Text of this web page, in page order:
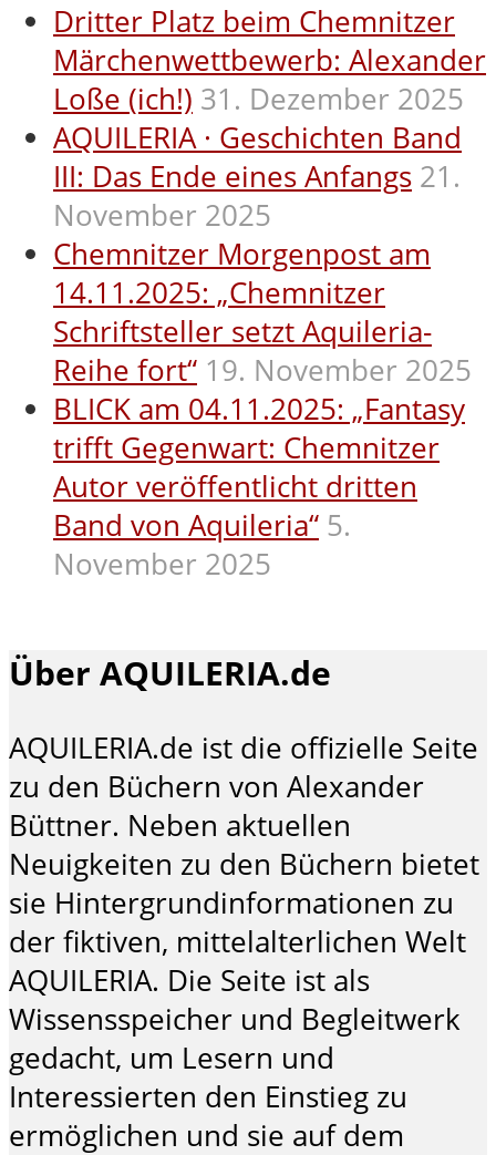
Dritter Platz beim Chemnitzer
Märchenwettbewerb: Alexander
Loße (ich!) 31. Dezember 2025
AQUILERIA · Geschichten Band
III: Das Ende eines Anfangs 21.
November 2025
Chemnitzer Morgenpost am
14.11.2025: „Chemnitzer
Schriftsteller setzt Aquileria-
Reihe fort“ 19. November 2025
BLICK am 04.11.2025: „Fantasy
trifft Gegenwart: Chemnitzer
Autor veröffentlicht dritten
Band von Aquileria“ 5.
November 2025
Über AQUILERIA.de
AQUILERIA.de ist die offizielle Seite
zu den Büchern von Alexander
Büttner. Neben aktuellen
Neuigkeiten zu den Büchern bietet
sie Hintergrundinformationen zu
der fiktiven, mittelalterlichen Welt
AQUILERIA. Die Seite ist als
Wissensspeicher und Begleitwerk
gedacht, um Lesern und
Interessierten den Einstieg zu
ermöglichen und sie auf dem